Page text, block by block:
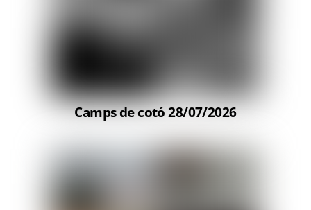
Camps de cotó 28/07/2026